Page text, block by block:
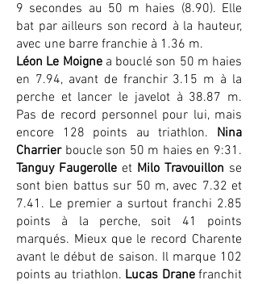
9 secondes au 50 m haies (8.90). Elle
bat par ailleurs son record à la hauteur,
avec une barre franchie à 1.36 m.
Léon Le Moigne a bouclé son 50 m haies
en 7.94, avant de franchir 3.15 m à la
perche et lancer le javelot à 38.87 m.
Pas de record personnel pour lui, mais
encore 128 points au triathlon. Nina
Charrierboucle son 50 m haies en 9:31.
Tanguy Faugerolle et Milo Travouillon se
sont bien battus sur 50 m, avec 7.32 et
7.41. Le premier a surtout franchi 2.85
points à la perche, soit 41 points
marqués. Mieux que le record Charente
avant le début de saison. Il marque 102
points au triathlon. Lucas Dranefranchit